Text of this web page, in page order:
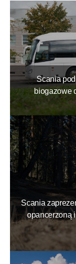
Scania
biogazowe
Scania
opancerzoną